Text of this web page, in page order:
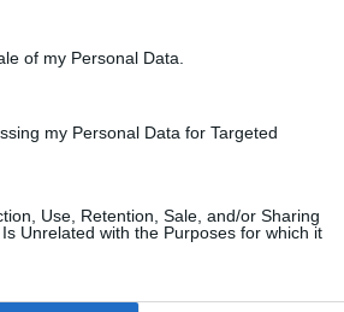
of my Personal Data.
my Personal Data for Targeted
Use, Retention, Sale, and/or Sharing
Unrelated with the Purposes for which it